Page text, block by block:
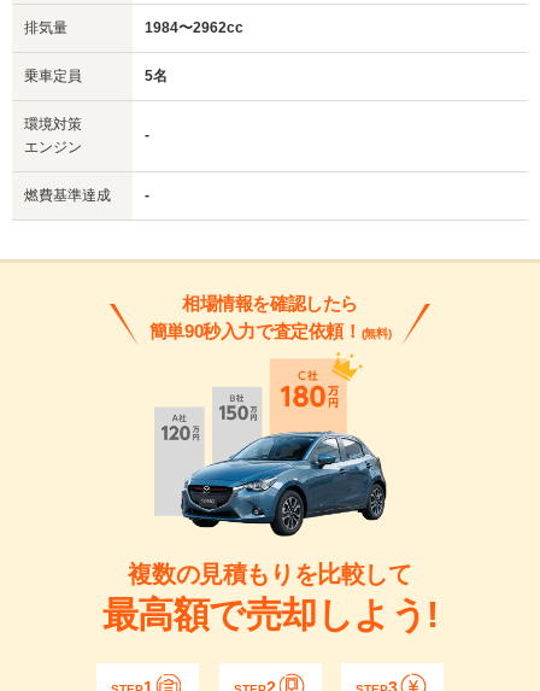
排気量 1984〜2962cc
乗車定員 5名
環境対策
エンジン
-
燃費基準達成 -
相場情報を確認したら
簡単90秒入力で査定依頼！ (無料)
複数の見積もりを比較して
最高額で売却しよう!
1 2 3